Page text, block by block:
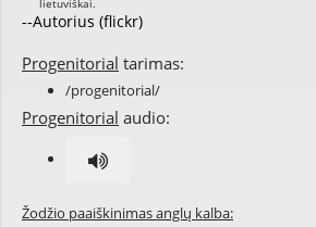
--Autorius (flickr)
Progenitorial tarimas:
/progenitorial/
Progenitorial audio:
Žodžio paaiškinimas anglų kalba: